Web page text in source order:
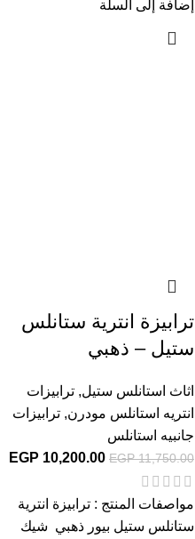
إضافة إلى السلة
ترابيزة انترية ستانلس
ستيل – ذهبي
اثاث استانلس ستيل, ترابيزات
انتريه استانلس مودرن, ترابيزات
جانبيه استانلس
EGP11,750.00
EGP 10,200.00
مواصفات المنتج : ترابيزة انترية
ستانلس ستيل بيور ذهبي شيك